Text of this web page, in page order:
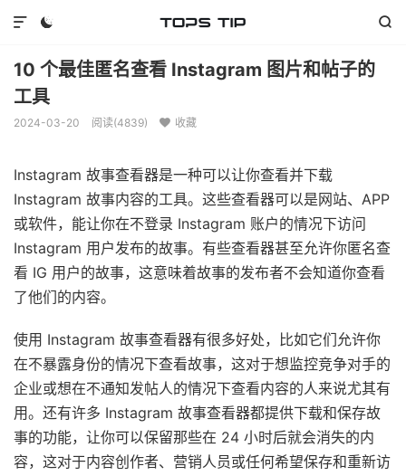
 

10 个最佳匿名查看 Instagram 图片和帖子的
工具
2024-03-20 阅读(4839)  收藏
Instagram 故事查看器是一种可以让你查看并下载
Instagram 故事内容的工具。这些查看器可以是网站、APP
或软件，能让你在不登录 Instagram 账户的情况下访问
Instagram 用户发布的故事。有些查看器甚至允许你匿名查
看 IG 用户的故事，这意味着故事的发布者不会知道你查看
了他们的内容。
使用 Instagram 故事查看器有很多好处，比如它们允许你
在不暴露身份的情况下查看故事，这对于想监控竞争对手的
企业或想在不通知发帖人的情况下查看内容的人来说尤其有
用。还有许多 Instagram 故事查看器都提供下载和保存故
事的功能，让你可以保留那些在 24 小时后就会消失的内
容，这对于内容创作者、营销人员或任何希望保存和重新访